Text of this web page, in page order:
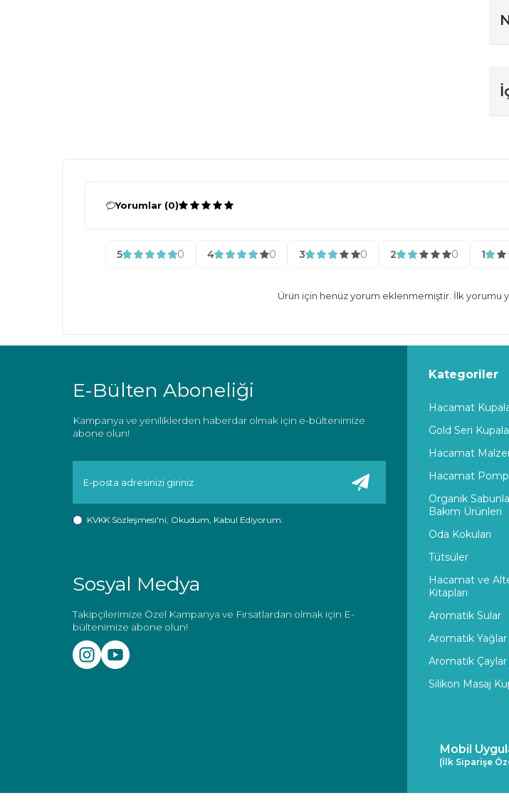
Yorumlar (0)
5 0 4 0 3 0 2 0 1
Ürün için henüz yorum eklenmemiştir. İlk yorumu
E-Bülten Aboneliği
Kampanya ve yeniliklerden haberdar olmak için e-bültenimize
abone olun!
KVKK Sözleşmesi'ni, Okudum, Kabul Ediyorum.
Sosyal Medya
Takipçilerimize Özel Kampanya ve Fırsatlardan olmak için E-
bültenimize abone olun!
Kategoriler
Hacamat
Gold Seri
Hacamat
Hacamat
Organik
Bakım Ürünleri
Oda Kokuları
Tütsüler
Hacamat ve
Kitapları
Aromatik Sular
Aromatik Yağlar
Aromatik Çaylar
Silikon Masaj
Mobil
(İlk Siparişe